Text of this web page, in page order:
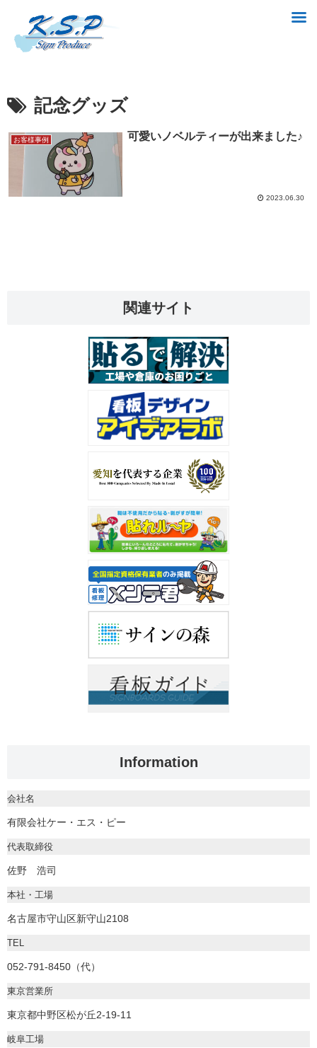
記念グッズ
お客様事例 可愛いノベルティーが出来ました♪
2023.06.30
関連サイト
Information
会社名
有限会社ケー・エス・ピー
代表取締役
佐野 浩司
本社・工場
名古屋市守山区新守山2108
TEL
052-791-8450（代）
東京営業所
東京都中野区松が丘2-19-11
岐阜工場